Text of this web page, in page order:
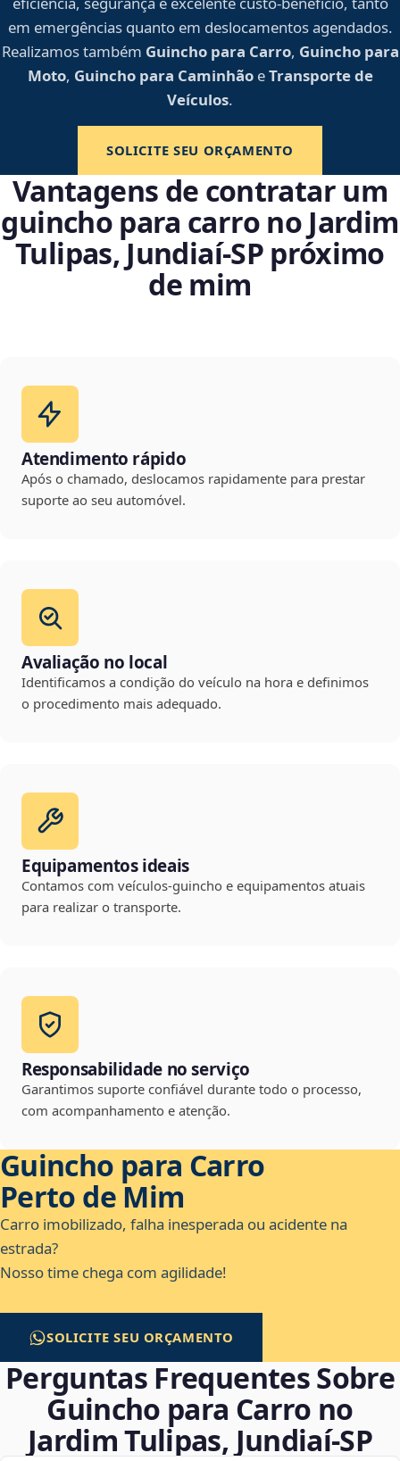
em emergências quanto em deslocamentos agendados.
Realizamos também Guincho para Carro, Guincho para
Moto, Guincho para CaminhãoeTransporte de
Veículos.
SOLICITE SEU ORÇAMENTO
Vantagens de contratar um
guincho para carro no Jardim
Tulipas, Jundiaí‑SP próximo
de mim
Atendimento rápido
Após o chamado, deslocamos rapidamente para prestar
suporte ao seu automóvel.
Avaliação no local
Identificamos a condição do veículo na hora e definimos
o procedimento mais adequado.
Equipamentos ideais
Contamos com veículos-guincho e equipamentos atuais
para realizar o transporte.
Responsabilidade no serviço
Garantimos suporte confiável durante todo o processo,
com acompanhamento e atenção.
Guincho para Carro
Perto de Mim
Carro imobilizado, falha inesperada ou acidente na
estrada?
Nosso time chega com agilidade!
SOLICITE SEU ORÇAMENTO
Perguntas Frequentes Sobre
Guincho para Carro no
Jardim Tulipas, Jundiaí‑SP